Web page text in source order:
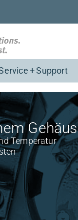
+ Support
Temperatur